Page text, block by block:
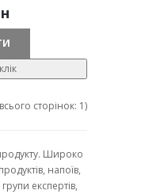
сторінок: 1)
Широко
напоїв,
експертів,